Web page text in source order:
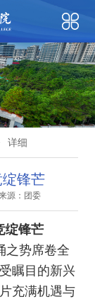
详细
锋芒
源：团委
绽锋芒
之势席卷全
瞩目的新兴
充满机遇与